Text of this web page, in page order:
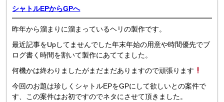
シャトルEPからGPへ
昨年から溜まりに溜まっているヘリの製作です。
最近記事をUpしてませんでした年末年始の用意や時間優先でブ
ログ書く時間を割いて製作にあててました。
何機かは終わりましたがまだまだありますので頑張ります
今回のお題は珍しくシャトルEPをGPにして欲しいとの案件で
す、この案件はお初ですのでネタにさせて頂きました。